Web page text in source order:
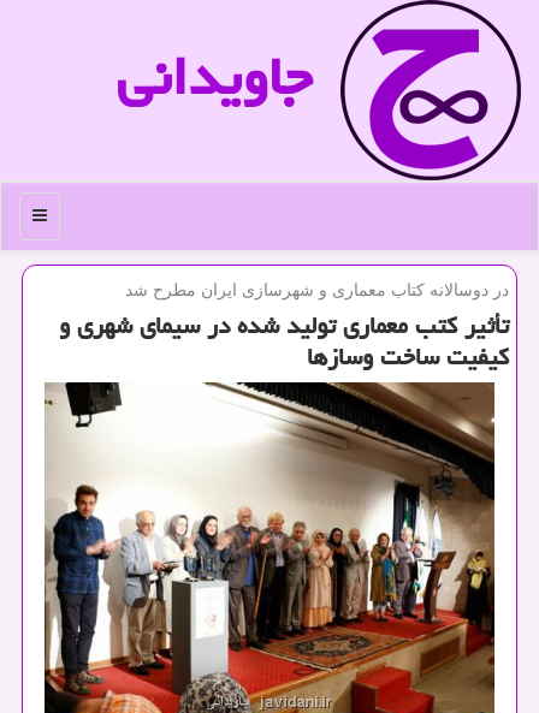
جاویدانی
منو
در دوسالانه كتاب معماری و شهرسازی ایران مطرح شد
تأثیر كتب معماری تولید شده در سیمای شهری و
كیفیت ساخت وسازها